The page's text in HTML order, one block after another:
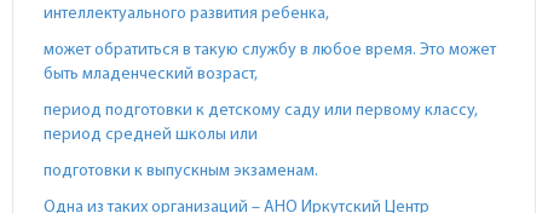
интеллектуального развития ребенка,
может обратиться в такую службу в любое время. Это может
быть младенческий возраст,
период подготовки к детскому саду или первому классу,
период средней школы или
подготовки к выпускным экзаменам.
Одна из таких организаций – АНО Иркутский Центр